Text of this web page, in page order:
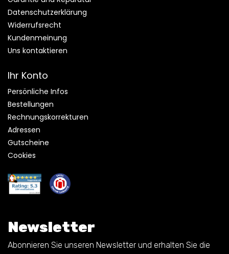
Datenschutzerklärung
Widerrufsrecht
Kundenmeinung
Uns kontaktieren
Ihr Konto
Persönliche Infos
Bestellungen
Rechnungskorrekturen
Adressen
Gutscheine
Cookies
Newsletter
Abonnieren Sie unseren Newsletter und erhalten Sie die